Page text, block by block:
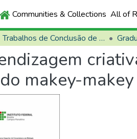
Communities & Collections All of
Trabalhos de Conclusão de Curso (TCCs)
makey-makey